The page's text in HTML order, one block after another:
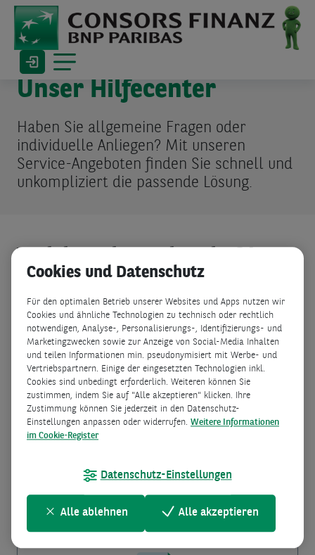
Unser Hilfecenter
Haben Sie allgemeine Fragen oder
individuelle Anliegen? Mit unseren
Service-Angeboten finden Sie schnell und
unkompliziert die passende Lösung.
Sie?
Produkten und unserem Unternehmen.
Cookies und Datenschutz
Für den optimalen Betrieb unserer Websites und Apps nutzen wir
Cookies und ähnliche Technologien zu technisch oder rechtlich
notwendigen, Analyse-, Personalisierungs-, Identifizierungs- und
Marketingzwecken sowie zur Anzeige von Social-Media Inhalten
und teilen Informationen min. pseudonymisiert mit Werbe- und
Vertriebspartnern. Einige der eingesetzten Technologien inkl.
Cookies sind unbedingt erforderlich. Weiteren können Sie
zustimmen, indem Sie auf "Alle akzeptieren" klicken. Ihre
Zustimmung können Sie jederzeit in den Datenschutz-
Einstellungen anpassen oder widerrufen. Weitere Informationen
im Cookie-Register
Datenschutz-Einstellungen
Alle ablehnen Alle akzeptieren